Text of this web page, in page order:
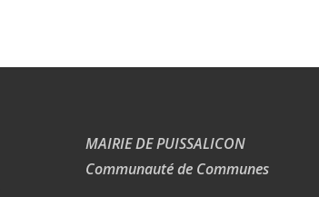
MAIRIE DE PUISSALICON
Communauté de Communes